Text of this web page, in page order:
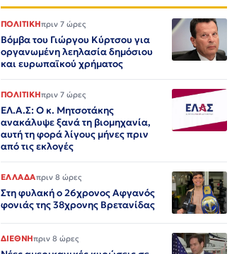
ΠΟΛΙΤΙΚΗπριν 7 ώρες
Βόμβα του Γιώργου Κύρτσου για
οργανωμένη λεηλασία δημόσιου
και ευρωπαϊκού χρήματος
ΠΟΛΙΤΙΚΗπριν 7 ώρες
ΕΛ.Α.Σ: Ο κ. Μητσοτάκης
ανακάλυψε ξανά τη βιομηχανία,
αυτή τη φορά λίγους μήνες πριν
από τις εκλογές
ΕΛΛΑΔΑπριν 8 ώρες
Στη φυλακή ο 26χρονος Αφγανός
φονιάς της 38χρονης Βρετανίδας
ΔΙΕΘΝΗπριν 8 ώρες